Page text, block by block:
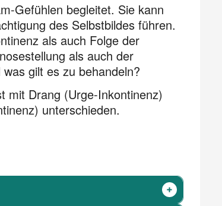
Gefühlen begleitet. Sie kann
des Selbstbildes führen.
als auch Folge der
als auch der
gilt es zu behandeln?
mit Drang (Urge-Inkontinenz)
unterschieden.